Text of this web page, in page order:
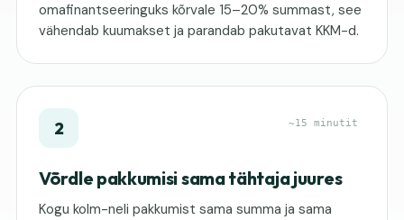
omafinantseeringuks kõrvale 15–20% summast, see
vähendab kuumakset ja parandab pakutavat KKM-d.
~15 minutit
2
Võrdle pakkumisi sama tähtaja juures
Kogu kolm-neli pakkumist sama summa ja sama